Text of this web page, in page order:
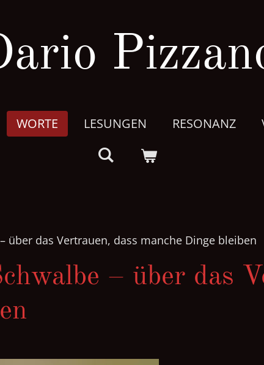
WORTE LESUNGEN RESONANZ
über das Vertrauen, dass manche Dinge bleiben
– über das